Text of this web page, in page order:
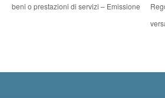
beni o prestazioni di servizi – Emissione